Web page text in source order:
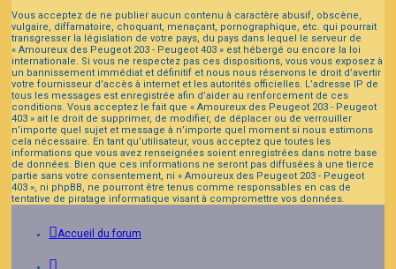
Vous acceptez de ne publier aucun contenu à caractère abusif, obscène,
vulgaire, diffamatoire, choquant, menaçant, pornographique, etc. qui pourrait
transgresser la législation de votre pays, du pays dans lequel le serveur de
« Amoureux des Peugeot 203 - Peugeot 403 » est hébergé ou encore la loi
internationale. Si vous ne respectez pas ces dispositions, vous vous exposez à
un bannissement immédiat et définitif et nous nous réservons le droit d’avertir
votre fournisseur d’accès à internet et les autorités officielles. L’adresse IP de
tous les messages est enregistrée afin d’aider au renforcement de ces
conditions. Vous acceptez le fait que « Amoureux des Peugeot 203 - Peugeot
403 » ait le droit de supprimer, de modifier, de déplacer ou de verrouiller
n’importe quel sujet et message à n’importe quel moment si nous estimons
cela nécessaire. En tant qu’utilisateur, vous acceptez que toutes les
informations que vous avez renseignées soient enregistrées dans notre base
de données. Bien que ces informations ne seront pas diffusées à une tierce
partie sans votre consentement, ni « Amoureux des Peugeot 203 - Peugeot
403 », ni phpBB, ne pourront être tenus comme responsables en cas de
tentative de piratage informatique visant à compromettre vos données.
Accueil du forum